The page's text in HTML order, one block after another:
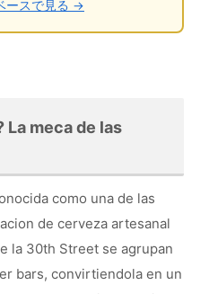
ースで見る →
La meca de las
como una de las
de cerveza artesanal
la 30th Street se agrupan
bars, convirtiendola en un